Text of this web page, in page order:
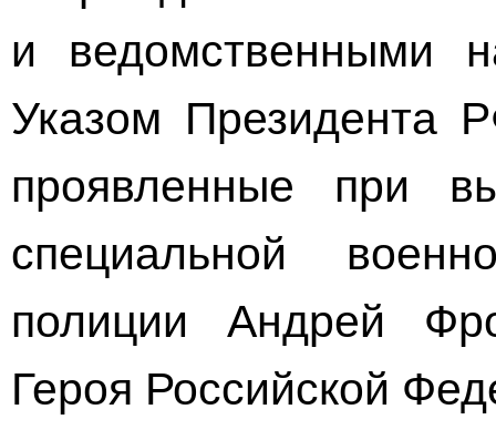
и ведомственными
Указом Президента
проявленные при
специальной
полиции Андрей
Героя Российской